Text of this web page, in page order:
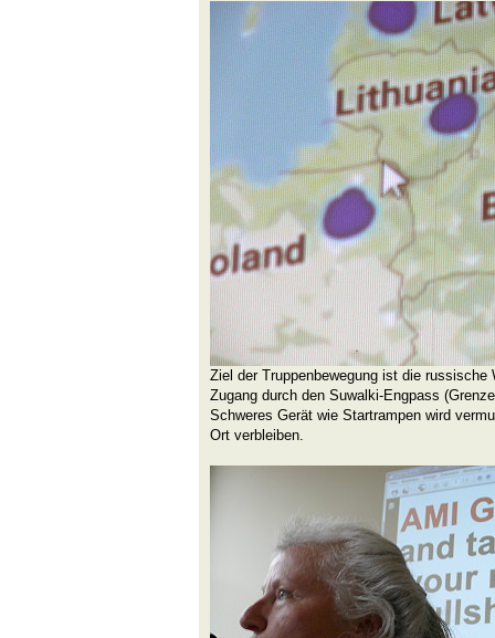
Ziel der Truppenbewegung ist die russische
Zugang durch den Suwalki-Engpass
Schweres Gerät wie Startrampen wird
Ort verbleiben.